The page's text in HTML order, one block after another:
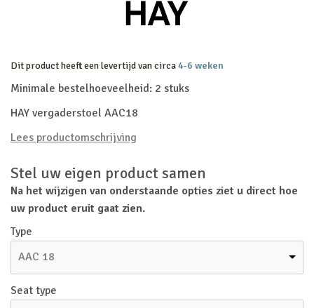
Dit product heeft een levertijd van circa4-6 weken
Minimale bestelhoeveelheid: 2 stuks
HAY vergaderstoel AAC18
Lees productomschrijving
Stel uw eigen product samen
Na het wijzigen van onderstaande opties ziet u direct hoe
uw product eruit gaat zien.
Type
AAC 18
Seat type